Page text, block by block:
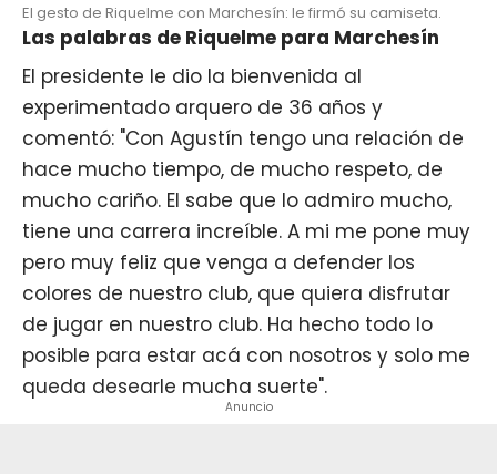
El gesto de Riquelme con Marchesín: le firmó su camiseta.
Las palabras de Riquelme para Marchesín
El presidente le dio la bienvenida al
experimentado arquero de 36 años y
comentó: "Con Agustín tengo una relación de
hace mucho tiempo, de mucho respeto, de
mucho cariño. El sabe que lo admiro mucho,
tiene una carrera increíble. A mi me pone muy
pero muy feliz que venga a defender los
colores de nuestro club, que quiera disfrutar
de jugar en nuestro club. Ha hecho todo lo
posible para estar acá con nosotros y solo me
queda desearle mucha suerte".
Anuncio